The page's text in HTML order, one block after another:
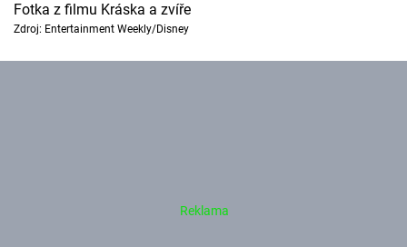
Fotka z filmu Kráska a zvíře
Zdroj: Entertainment Weekly/Disney